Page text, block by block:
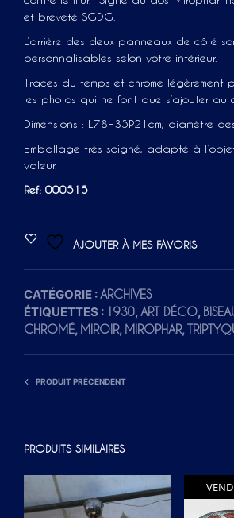
et breveté SGDG.
L’arrière des deux panneaux de côté
personnalisables selon votre intérieur.
Traces du temps et chrome légèrement
les photos qui ne font que s’ajouter au
Dimensions : L78H35P21cm, diamètre
Emballage très soigné, adapté à
valeur.
Ref: 000515
AJOUTER À MES FAVORIS
CATÉGORIE :ARCHIVES
ÉTIQUETTES : 1930, ART DÉCO,
CHROMÉ, MIROIR, MIROPHAR,
PRODUIT PRÉCENDENT
PRODUITS SIMILAIRES